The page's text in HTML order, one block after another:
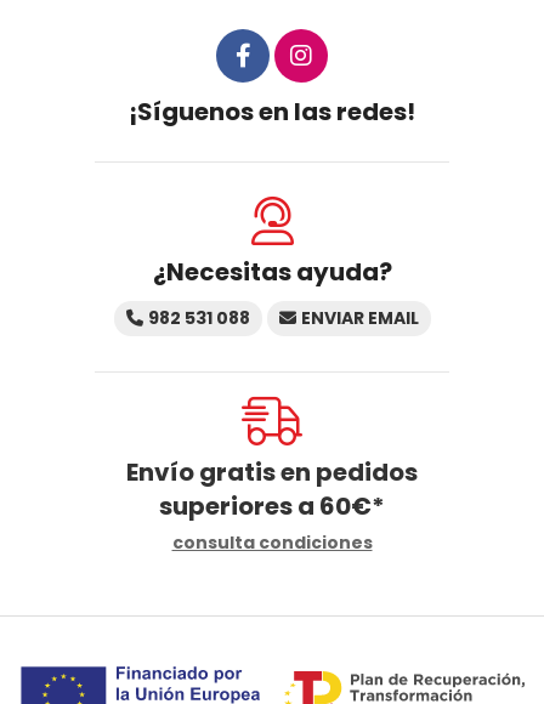
¡Síguenos en las redes!
¿Necesitas ayuda?
982 531 088 ENVIAR EMAIL
Envío gratis en pedidos
superiores a 60€*
consulta condiciones